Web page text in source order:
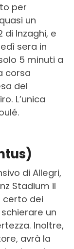
per
un
Inzaghi, e
sera in
5 minuti a
corsa
del
L’unica
di Allegri,
Stadium il
certo dei
un
Inoltre,
avrà la